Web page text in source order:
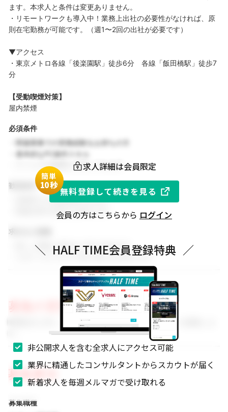
ます。本求人と条件は変更ありません。
・リモートワークも導入中！業務上出社の必要性がなければ、原
則在宅勤務が可能です。（週1〜2回の出社が必要です）
▼アクセス
・東京メトロ各線「後楽園駅」徒歩6分 各線「飯田橋駅」徒歩7
分
【受動喫煙対策】
屋内禁煙
必須条件
・関連業務での実務経験をお持ちの方
・基本的なPC操作スキル
・チームでの協働を大切にできる方
歓迎条件
・同業界での就業経験がある方
・関連分野の知見をお持ちの方
求める人物像
・新しい挑戦に前向きに取り組める方
・スポーツビジネスに強い関心をお持ちの方
募集の背景
事業拡大に伴い、組織体制を強化するためのメンバーを募集しま
募集要項
募集職種
求人詳細は会員限定
簡単
10秒
無料登録して続きを見る
会員の方はこちらから ログイン
＼ HALF TIME会員登録特典 ／
非公開求人を含む全求人にアクセス可能
業界に精通したコンサルタントからスカウトが届く
新着求人を毎週メルマガで受け取れる